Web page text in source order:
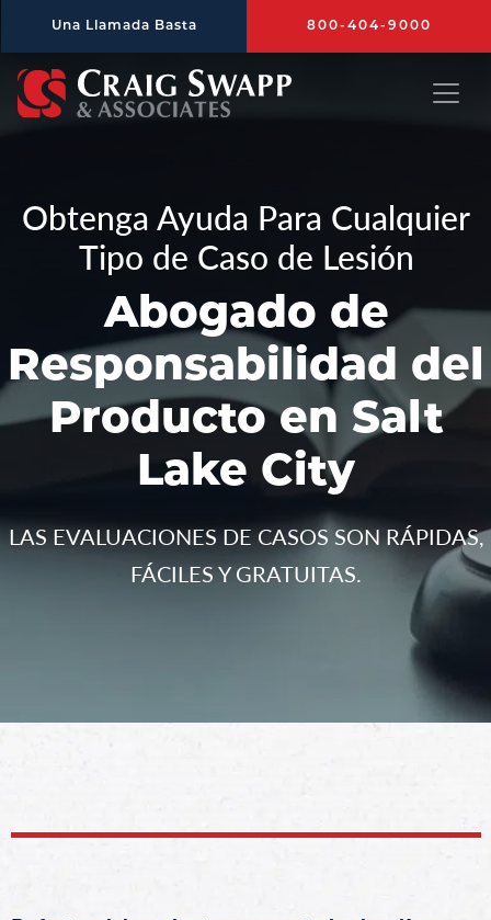
Una Llamada Basta 800-404-9000
Obtenga Ayuda Para Cualquier
Tipo de Caso de Lesión
Abogado de
Responsabilidad del
Producto en Salt
Lake City
LAS EVALUACIONES DE CASOS SON RÁPIDAS,
FÁCILES Y GRATUITAS.